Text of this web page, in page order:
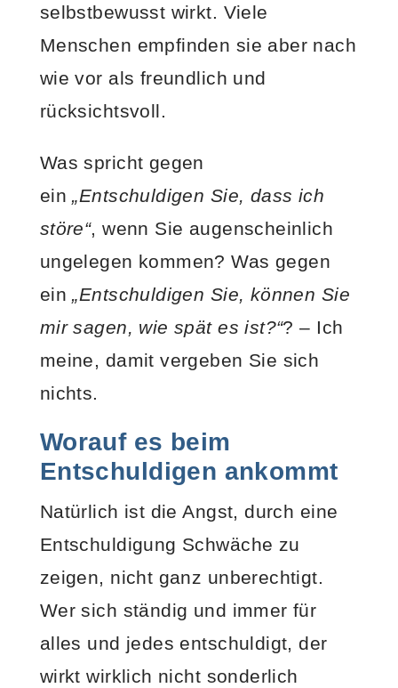
selbstbewusst wirkt. Viele
Menschen empfinden sie aber nach
wie vor als freundlich und
rücksichtsvoll.
Was spricht gegen
ein„Entschuldigen Sie, dass ich
störe“, wenn Sie augenscheinlich
ungelegen kommen? Was gegen
ein„Entschuldigen Sie, können Sie
mir sagen, wie spät es ist?“? – Ich
meine, damit vergeben Sie sich
nichts.
Worauf es beim
Entschuldigen ankommt
Natürlich ist die Angst, durch eine
Entschuldigung Schwäche zu
zeigen, nicht ganz unberechtigt.
Wer sich ständig und immer für
alles und jedes entschuldigt, der
wirkt wirklich nicht sonderlich